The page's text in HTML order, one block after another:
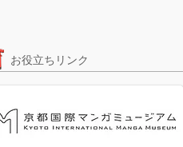
​お役立ちリンク